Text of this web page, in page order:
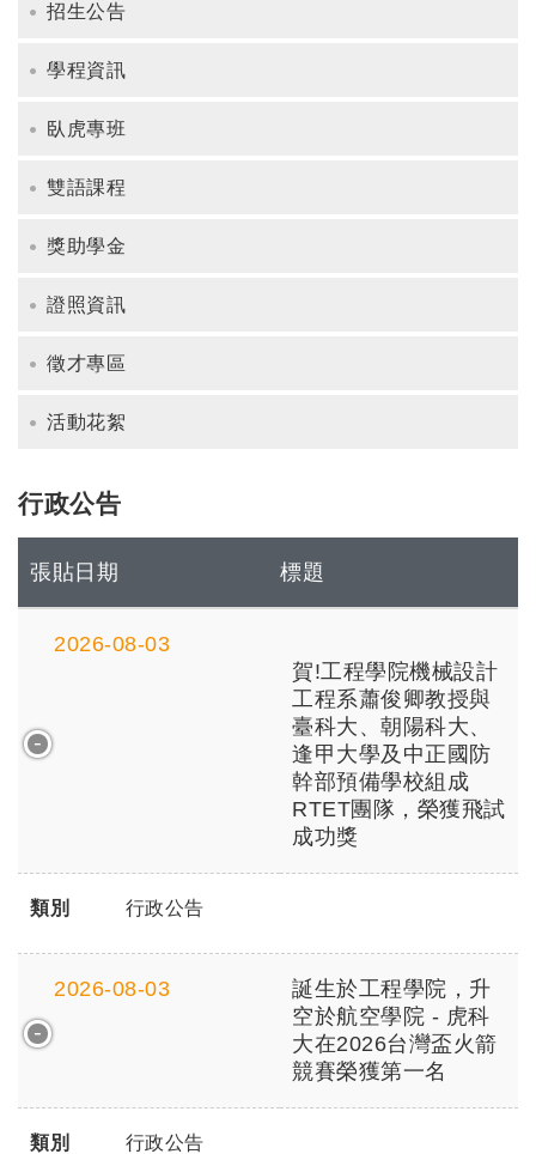
招生公告
學程資訊
臥虎專班
雙語課程
獎助學金
證照資訊
徵才專區
活動花絮
行政公告
張貼日期 標題
2026-08-03
賀!工程學院機械設計
工程系蕭俊卿教授與
臺科大、朝陽科大、
逢甲大學及中正國防
幹部預備學校組成
RTET團隊，榮獲飛試
成功獎
類別 行政公告
2026-08-03
誕生於工程學院，升
空於航空學院 - 虎科
大在2026台灣盃火箭
競賽榮獲第一名
類別 行政公告